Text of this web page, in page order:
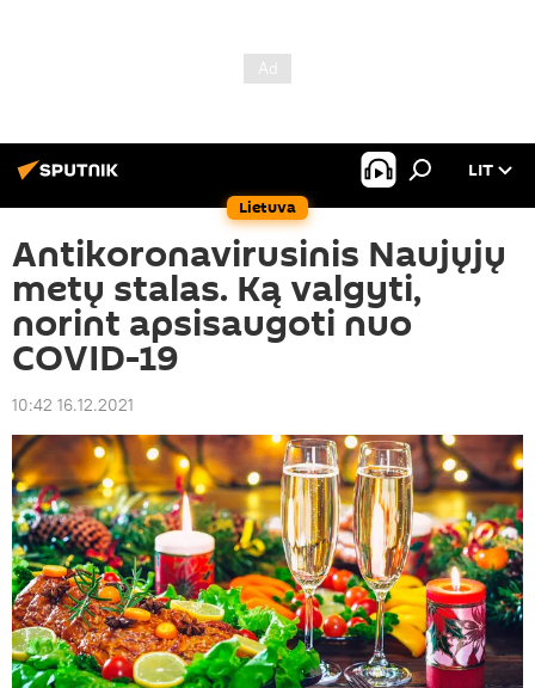
Lietuva
LIT
Antikoronavirusinis Naujųjų
metų stalas. Ką valgyti,
norint apsisaugoti nuo
COVID-19
10:42 16.12.2021